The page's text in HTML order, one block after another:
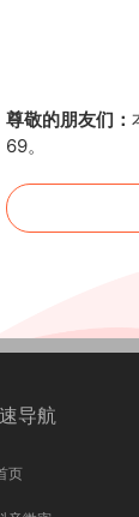
导航
页
尊敬的朋友们：
69。